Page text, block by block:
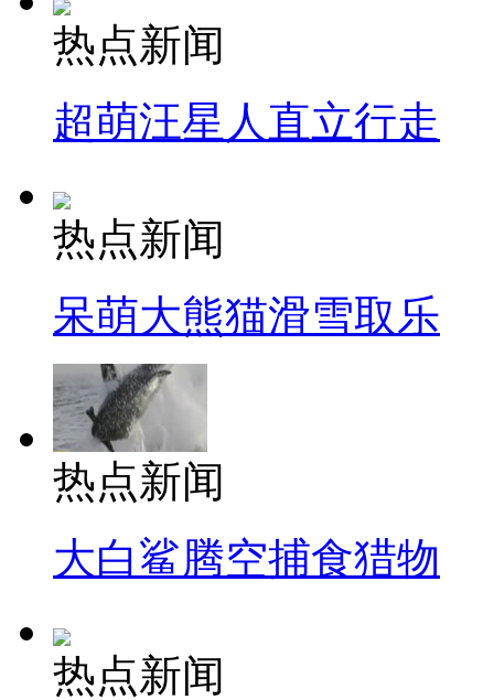
热点新闻
超萌汪星人直立行走
热点新闻
呆萌大熊猫滑雪取乐
热点新闻
大白鲨腾空捕食猎物
热点新闻